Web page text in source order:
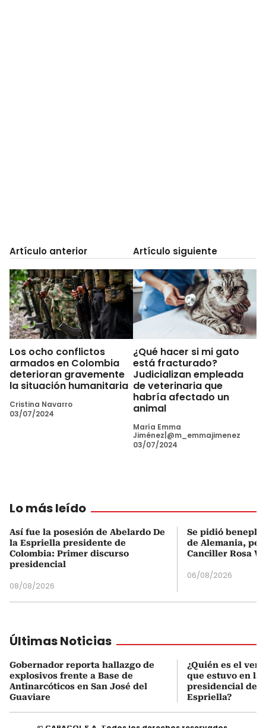
Artículo anterior
Los ocho conflictos
armados en Colombia
deterioran gravemente
la situación humanitaria
Cristina Navarro
03/07/2024
Artículo siguiente
¿Qué hacer si mi gato
está fracturado?
Judicializan empleada
de veterinaria que
habría afectado un
animal
María Emma
Jiménez|@m_emmajimenez
03/07/2024
Lo más leído
Así fue la posesión de Abelardo De
la Espriella presidente de
Colombia: Primer discurso
presidencial
08/08/2026
Se pidió
de Alemania,
Canciller Rosa
06/08/2026
Últimas Noticias
Gobernador reporta hallazgo de
explosivos frente a Base de
Antinarcóticos en San José del
Guaviare
¿Quién es el
que estuvo en la
presidencial de
Espriella?